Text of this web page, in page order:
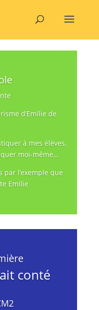
d’Emilie de
à mes élèves,
moi-même…
l’exemple que
Emilie
conté